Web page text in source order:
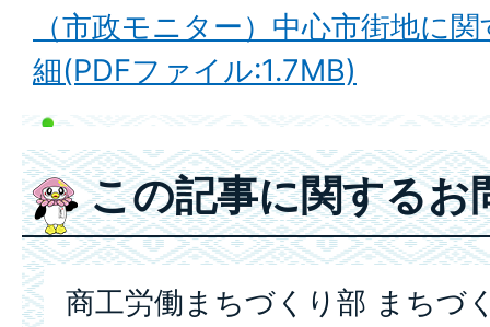
（市政モニター）中心市街地に
細(PDFファイル:1.7MB)
この記事に関するお
商工労働まちづくり部 まちづ